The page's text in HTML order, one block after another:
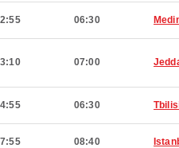
06:30
07:00
06:30
08:40